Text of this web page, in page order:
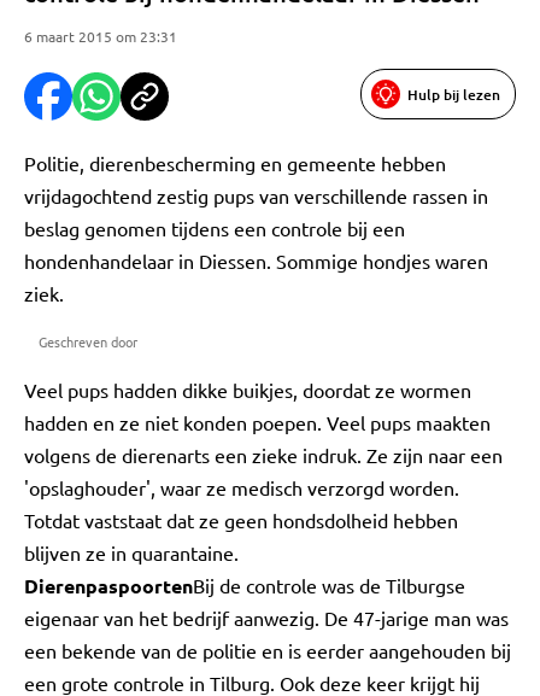
6 maart 2015 om 23:31
Hulp bij lezen
Politie, dierenbescherming en gemeente hebben
vrijdagochtend zestig pups van verschillende rassen in
beslag genomen tijdens een controle bij een
hondenhandelaar in Diessen. Sommige hondjes waren
ziek.
Geschreven door
Veel pups hadden dikke buikjes, doordat ze wormen
hadden en ze niet konden poepen. Veel pups maakten
volgens de dierenarts een zieke indruk. Ze zijn naar een
'opslaghouder', waar ze medisch verzorgd worden.
Totdat vaststaat dat ze geen hondsdolheid hebben
blijven ze in quarantaine.
DierenpaspoortenBij de controle was de Tilburgse
eigenaar van het bedrijf aanwezig. De 47-jarige man was
een bekende van de politie en is eerder aangehouden bij
een grote controle in Tilburg. Ook deze keer krijgt hij